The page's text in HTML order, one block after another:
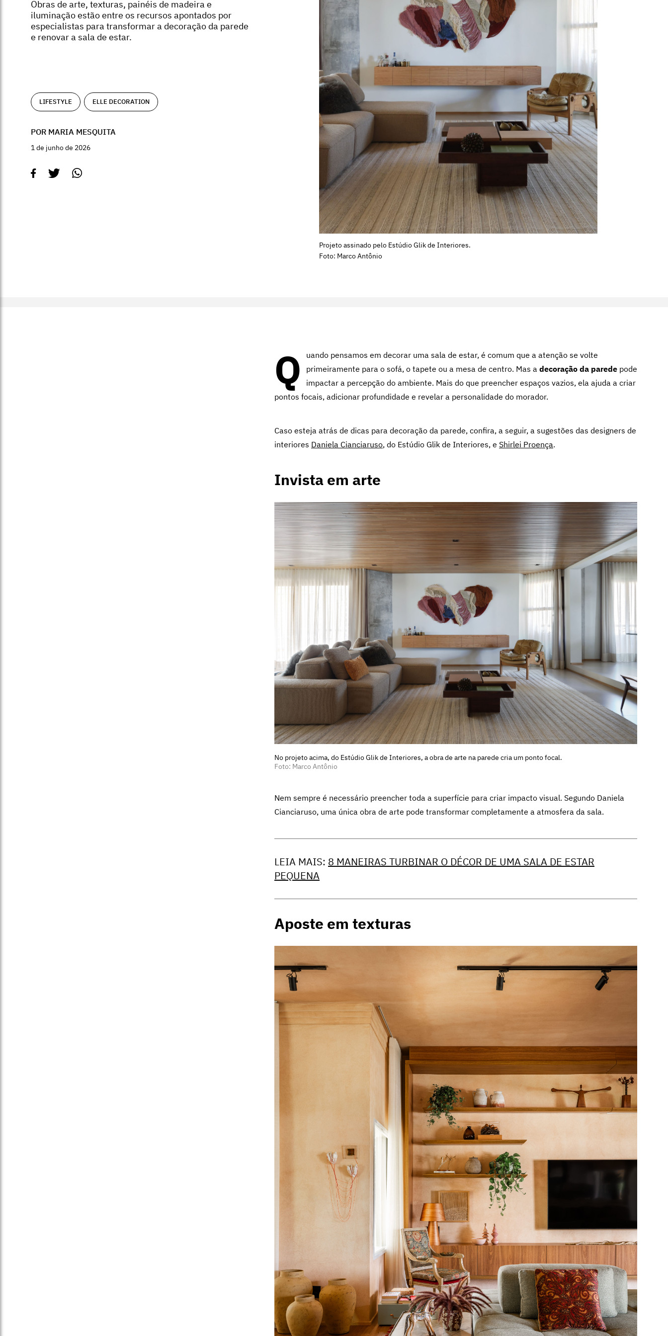
Obras de arte, texturas, painéis de madeira e
iluminação estão entre os recursos apontados por
especialistas para transformar a decoração da parede
e renovar a sala de estar.
LIFESTYLE ELLE DECORATION
POR MARIA MESQUITA
1 de junho de 2026
Projeto assinado pelo Estúdio Glik de Interiores.
Foto: Marco Antônio
Q
uando pensamos em decorar uma sala de estar, é comum que a atenção se volte
primeiramente para o sofá, o tapete ou a mesa de centro. Mas a decoração da parede pode
impactar a percepção do ambiente. Mais do que preencher espaços vazios, ela ajuda a criar
pontos focais, adicionar profundidade e revelar a personalidade do morador.
Caso esteja atrás de dicas para decoração da parede, confira, a seguir, a sugestões das designers de
interiores Daniela Cianciaruso, do Estúdio Glik de Interiores, e Shirlei Proença.
Invista em arte
No projeto acima, do Estúdio Glik de Interiores, a obra de arte na parede cria um ponto focal.
Foto: Marco Antônio
Nem sempre é necessário preencher toda a superfície para criar impacto visual. Segundo Daniela
Cianciaruso, uma única obra de arte pode transformar completamente a atmosfera da sala.
LEIA MAIS: 8 MANEIRAS TURBINAR O DÉCOR DE UMA SALA DE ESTAR
PEQUENA
Aposte em texturas